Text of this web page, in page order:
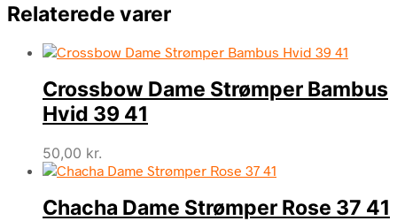
Relaterede varer
Crossbow Dame Strømper Bambus
Hvid 39 41
50,00 kr.
Chacha Dame Strømper Rose 37 41